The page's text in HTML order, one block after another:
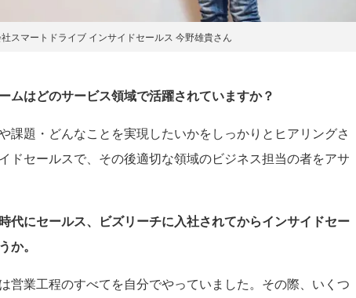
スマートドライブ インサイドセールス 今野雄貴さん
はどのサービス領域で活躍されていますか？
課題・どんなことを実現したいかをしっかりとヒアリングさ
ドセールスで、その後適切な領域のビジネス担当の者をアサ
代にセールス、ビズリーチに入社されてからインサイドセー
か。
営業工程のすべてを自分でやっていました。その際、いくつ